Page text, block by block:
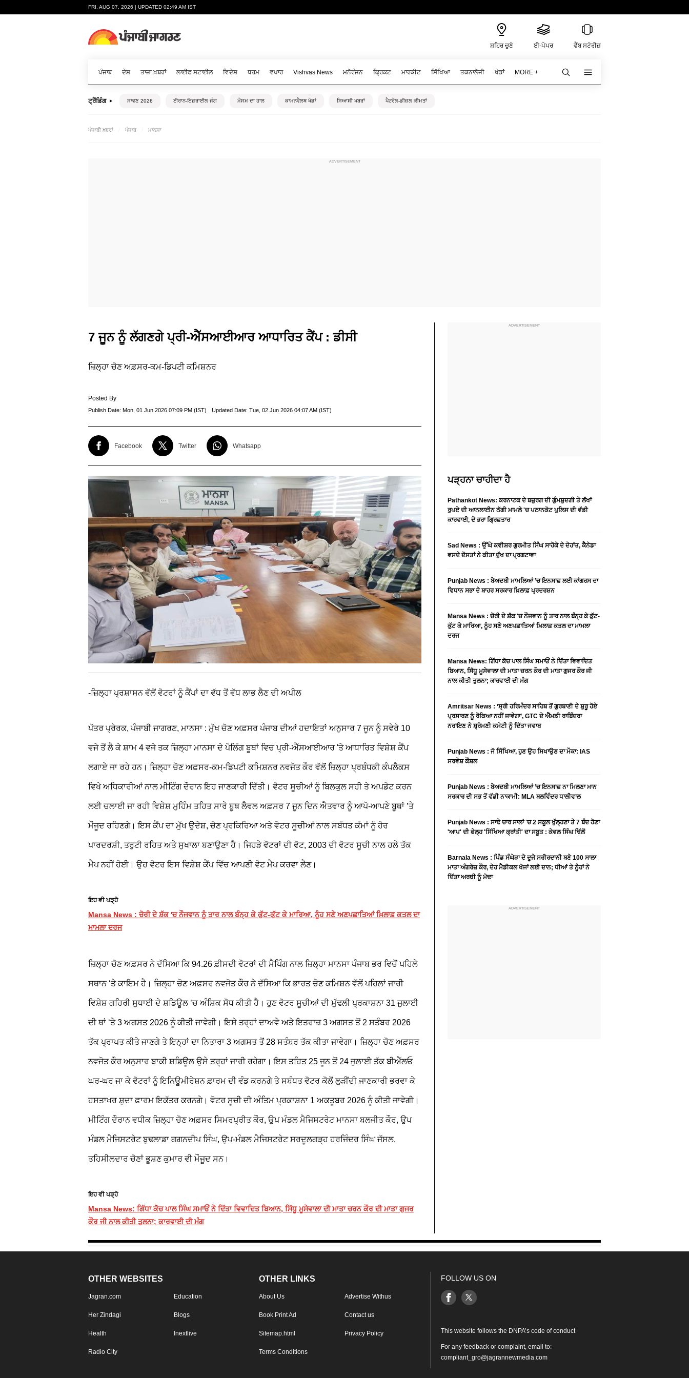
FRI, AUG 07, 2026 | UPDATED 02:49 AM IST
ਸ਼ਹਿਰ ਚੁਣੋ ਈ-ਪੇਪਰ ਵੈੱਬ ਸਟੋਰੀਜ਼
ਪੰਜਾਬ ਦੇਸ਼ ਤਾਜ਼ਾ ਖ਼ਬਰਾਂ ਲਾਈਫ ਸਟਾਈਲ ਵਿਦੇਸ਼ ਧਰਮ ਵਪਾਰ Vishvas News ਮਨੋਰੰਜਨ ਕ੍ਰਿਕਟ ਮਾਰਕੀਟ ਸਿੱਖਿਆ ਤਕਨਾਲੋਜੀ ਖੇਡਾਂ MORE +
ਟ੍ਰੈਂਡਿੰਗ ਸਾਵਣ 2026 ਈਰਾਨ-ਇਜ਼ਰਾਈਲ ਜੰਗ ਮੌਸਮ ਦਾ ਹਾਲ ਕਾਮਨਵੈਲਥ ਖੇਡਾਂ ਸਿਆਸੀ ਖਬਰਾਂ ਪੈਟਰੋਲ-ਡੀਜ਼ਲ ਕੀਮਤਾਂ
ਪੰਜਾਬੀ ਖ਼ਬਰਾਂ ਪੰਜਾਬ ਮਾਨਸਾ
7 ਜੂਨ ਨੂੰ ਲੱਗਣਗੇ ਪ੍ਰੀ-ਐੱਸਆਈਆਰ ਆਧਾਰਿਤ ਕੈਂਪ : ਡੀਸੀ
ਜ਼ਿਲ੍ਹਾ ਚੋਣ ਅਫ਼ਸਰ-ਕਮ-ਡਿਪਟੀ ਕਮਿਸ਼ਨਰ
Posted By
Publish Date: Mon, 01 Jun 2026 07:09 PM (IST) Updated Date: Tue, 02 Jun 2026 04:07 AM (IST)
Facebook Twitter Whatsapp
-ਜ਼ਿਲ੍ਹਾ ਪ੍ਰਸ਼ਾਸਨ ਵੱਲੋਂ ਵੋਟਰਾਂ ਨੂੰ ਕੈਂਪਾਂ ਦਾ ਵੱਧ ਤੋਂ ਵੱਧ ਲਾਭ ਲੈਣ ਦੀ ਅਪੀਲ
ਪੱਤਰ ਪ੍ਰੇਰਕ, ਪੰਜਾਬੀ ਜਾਗਰਣ, ਮਾਨਸਾ : ਮੁੱਖ ਚੋਣ ਅਫ਼ਸਰ ਪੰਜਾਬ ਦੀਆਂ ਹਦਾਇਤਾਂ ਅਨੁਸਾਰ 7 ਜੂਨ ਨੂੰ ਸਵੇਰੇ 10
ਵਜੇ ਤੋਂ ਲੈ ਕੇ ਸ਼ਾਮ 4 ਵਜੇ ਤਕ ਜ਼ਿਲ੍ਹਾ ਮਾਨਸਾ ਦੇ ਪੋਲਿੰਗ ਬੂਥਾਂ ਵਿਚ ਪ੍ਰੀ-ਐੱਸਆਈਆਰ 'ਤੇ ਆਧਾਰਿਤ ਵਿਸ਼ੇਸ਼ ਕੈਂਪ
ਲਗਾਏ ਜਾ ਰਹੇ ਹਨ। ਜ਼ਿਲ੍ਹਾ ਚੋਣ ਅਫ਼ਸਰ-ਕਮ-ਡਿਪਟੀ ਕਮਿਸ਼ਨਰ ਨਵਜੋਤ ਕੌਰ ਵੱਲੋਂ ਜ਼ਿਲ੍ਹਾ ਪ੍ਰਬੰਧਕੀ ਕੰਪਲੈਕਸ
ਵਿਖੇ ਅਧਿਕਾਰੀਆਂ ਨਾਲ ਮੀਟਿੰਗ ਦੌਰਾਨ ਇਹ ਜਾਣਕਾਰੀ ਦਿੱਤੀ। ਵੋਟਰ ਸੂਚੀਆਂ ਨੂੰ ਬਿਲਕੁਲ ਸਹੀ ਤੇ ਅਪਡੇਟ ਕਰਨ
ਲਈ ਚਲਾਈ ਜਾ ਰਹੀ ਵਿਸ਼ੇਸ਼ ਮੁਹਿੰਮ ਤਹਿਤ ਸਾਰੇ ਬੂਥ ਲੈਵਲ ਅਫ਼ਸਰ 7 ਜੂਨ ਦਿਨ ਐਤਵਾਰ ਨੂੰ ਆਪੋ-ਆਪਣੇ ਬੂਥਾਂ ’ਤੇ
ਮੌਜੂਦ ਰਹਿਣਗੇ। ਇਸ ਕੈਂਪ ਦਾ ਮੁੱਖ ਉਦੇਸ਼, ਚੋਣ ਪ੍ਰਕਿਰਿਆ ਅਤੇ ਵੋਟਰ ਸੂਚੀਆਂ ਨਾਲ ਸਬੰਧਤ ਕੰਮਾਂ ਨੂੰ ਹੋਰ
ਪਾਰਦਰਸ਼ੀ, ਤਰੁਟੀ ਰਹਿਤ ਅਤੇ ਸੁਖਾਲਾ ਬਣਾਉਣਾ ਹੈ। ਜਿਹੜੇ ਵੋਟਰਾਂ ਦੀ ਵੋਟ, 2003 ਦੀ ਵੋਟਰ ਸੂਚੀ ਨਾਲ ਹਲੇ ਤੱਕ
ਮੈਪ ਨਹੀਂ ਹੋਈ। ਉਹ ਵੋਟਰ ਇਸ ਵਿਸ਼ੇਸ਼ ਕੈਂਪ ਵਿੱਚ ਆਪਣੀ ਵੋਟ ਮੈਪ ਕਰਵਾ ਲੈਣ।
ਇਹ ਵੀ ਪੜ੍ਹੋ
Mansa News : ਚੋਰੀ ਦੇ ਸ਼ੱਕ 'ਚ ਨੌਜਵਾਨ ਨੂੰ ਤਾਰ ਨਾਲ ਬੰਨ੍ਹ ਕੇ ਕੁੱਟ-ਕੁੱਟ ਕੇ ਮਾਰਿਆ, ਨੂੰਹ ਸਣੇ ਅਣਪਛਾਤਿਆਂ ਖ਼ਿਲਾਫ਼ ਕਤਲ ਦਾ
ਮਾਮਲਾ ਦਰਜ
ਜ਼ਿਲ੍ਹਾ ਚੋਣ ਅਫ਼ਸਰ ਨੇ ਦੱਸਿਆ ਕਿ 94.26 ਫ਼ੀਸਦੀ ਵੋਟਰਾਂ ਦੀ ਮੈਪਿੰਗ ਨਾਲ ਜ਼ਿਲ੍ਹਾ ਮਾਨਸਾ ਪੰਜਾਬ ਭਰ ਵਿਚੋਂ ਪਹਿਲੇ
ਸਥਾਨ ‘ਤੇ ਕਾਇਮ ਹੈ। ਜ਼ਿਲ੍ਹਾ ਚੋਣ ਅਫ਼ਸਰ ਨਵਜੋਤ ਕੌਰ ਨੇ ਦੱਸਿਆ ਕਿ ਭਾਰਤ ਚੋਣ ਕਮਿਸ਼ਨ ਵੱਲੋਂ ਪਹਿਲਾਂ ਜਾਰੀ
ਵਿਸ਼ੇਸ਼ ਗਹਿਰੀ ਸੁਧਾਈ ਦੇ ਸ਼ਡਿਊਲ ’ਚ ਅੰਸ਼ਿਕ ਸੋਧ ਕੀਤੀ ਹੈ। ਹੁਣ ਵੋਟਰ ਸੂਚੀਆਂ ਦੀ ਮੁੱਢਲੀ ਪ੍ਰਕਾਸ਼ਨਾ 31 ਜੁਲਾਈ
ਦੀ ਥਾਂ ‘ਤੇ 3 ਅਗਸਤ 2026 ਨੂੰ ਕੀਤੀ ਜਾਵੇਗੀ। ਇਸੇ ਤਰ੍ਹਾਂ ਦਾਅਵੇ ਅਤੇ ਇਤਰਾਜ਼ 3 ਅਗਸਤ ਤੋਂ 2 ਸਤੰਬਰ 2026
ਤੱਕ ਪ੍ਰਾਪਤ ਕੀਤੇ ਜਾਣਗੇ ਤੇ ਇਨ੍ਹਾਂ ਦਾ ਨਿਤਾਰਾ 3 ਅਗਸਤ ਤੋਂ 28 ਸਤੰਬਰ ਤੱਕ ਕੀਤਾ ਜਾਵੇਗਾ। ਜ਼ਿਲ੍ਹਾ ਚੋਣ ਅਫ਼ਸਰ
ਨਵਜੋਤ ਕੌਰ ਅਨੁਸਾਰ ਬਾਕੀ ਸ਼ਡਿਊਲ ਉਸੇ ਤਰ੍ਹਾਂ ਜਾਰੀ ਰਹੇਗਾ। ਇਸ ਤਹਿਤ 25 ਜੂਨ ਤੋਂ 24 ਜੁਲਾਈ ਤੱਕ ਬੀਐੱਲਓ
ਘਰ-ਘਰ ਜਾ ਕੇ ਵੋਟਰਾਂ ਨੂੰ ਇਨਿਊਮੀਰੇਸ਼ਨ ਫ਼ਾਰਮ ਦੀ ਵੰਡ ਕਰਨਗੇ ਤੇ ਸਬੰਧਤ ਵੋਟਰ ਕੋਲੋਂ ਲੁੜੀਂਦੀ ਜਾਣਕਾਰੀ ਭਰਵਾ ਕੇ
ਹਸਤਾਖਰ ਸ਼ੁਦਾ ਫ਼ਾਰਮ ਇਕੱਤਰ ਕਰਨਗੇ। ਵੋਟਰ ਸੂਚੀ ਦੀ ਅੰਤਿਮ ਪ੍ਰਕਾਸ਼ਨਾ 1 ਅਕਤੂਬਰ 2026 ਨੂੰ ਕੀਤੀ ਜਾਵੇਗੀ।
ਮੀਟਿੰਗ ਦੌਰਾਨ ਵਧੀਕ ਜ਼ਿਲ੍ਹਾ ਚੋਣ ਅਫ਼ਸਰ ਸਿਮਰਪ੍ਰੀਤ ਕੌਰ, ਉਪ ਮੰਡਲ ਮੈਜਿਸਟਰੇਟ ਮਾਨਸਾ ਬਲਜੀਤ ਕੌਰ, ਉਪ
ਮੰਡਲ ਮੈਜਿਸਟਰੇਟ ਬੁਢਲਾਡਾ ਗਗਨਦੀਪ ਸਿੰਘ, ਉਪ-ਮੰਡਲ ਮੈਜਿਸਟਰੇਟ ਸਰਦੂਲਗੜ੍ਹ ਹਰਜਿੰਦਰ ਸਿੰਘ ਜੱਸਲ,
ਤਹਿਸੀਲਦਾਰ ਚੋਣਾਂ ਭੂਸ਼ਣ ਕੁਮਾਰ ਵੀ ਮੌਜੂਦ ਸਨ।
ਇਹ ਵੀ ਪੜ੍ਹੋ
Mansa News: ਗਿੱਧਾ ਕੋਚ ਪਾਲ ਸਿੰਘ ਸਮਾਓਂ ਨੇ ਦਿੱਤਾ ਵਿਵਾਦਿਤ ਬਿਆਨ, ਸਿੱਧੂ ਮੂਸੇਵਾਲਾ ਦੀ ਮਾਤਾ ਚਰਨ ਕੌਰ ਦੀ ਮਾਤਾ ਗੁਜਰ
ਕੌਰ ਜੀ ਨਾਲ ਕੀਤੀ ਤੁਲਨਾ; ਕਾਰਵਾਈ ਦੀ ਮੰਗ
ਪੜ੍ਹਨਾ ਚਾਹੀਦਾ ਹੈ
Pathankot News: ਕਰਨਾਟਕ ਦੇ ਬਜ਼ੁਰਗ ਦੀ ਗੁੰਮਸ਼ੁਦਗੀ ਤੇ ਲੱਖਾਂ
ਰੁਪਏ ਦੀ ਆਨਲਾਈਨ ਠੱਗੀ ਮਾਮਲੇ 'ਚ ਪਠਾਨਕੋਟ ਪੁਲਿਸ ਦੀ ਵੱਡੀ
ਕਾਰਵਾਈ, ਦੋ ਭਰਾ ਗ੍ਰਿਫ਼ਤਾਰ
Sad News : ਉੱਘੇ ਕਵੀਸ਼ਰ ਗੁਰਮੀਤ ਸਿੰਘ ਸਾਹੋਕੇ ਦੇ ਦੇਹਾਂਤ, ਕੈਨੇਡਾ
ਵਸਦੇ ਦੋਸਤਾਂ ਨੇ ਕੀਤਾ ਦੁੱਖ ਦਾ ਪ੍ਰਗਟਾਵਾ
Punjab News : ਬੇਅਦਬੀ ਮਾਮਲਿਆਂ ’ਚ ਇਨਸਾਫ਼ ਲਈ ਕਾਂਗਰਸ ਦਾ
ਵਿਧਾਨ ਸਭਾ ਦੇ ਬਾਹਰ ਸਰਕਾਰ ਖ਼ਿਲਾਫ਼ ਪ੍ਰਦਰਸ਼ਨ
Mansa News : ਚੋਰੀ ਦੇ ਸ਼ੱਕ 'ਚ ਨੌਜਵਾਨ ਨੂੰ ਤਾਰ ਨਾਲ ਬੰਨ੍ਹ ਕੇ ਕੁੱਟ-
ਕੁੱਟ ਕੇ ਮਾਰਿਆ, ਨੂੰਹ ਸਣੇ ਅਣਪਛਾਤਿਆਂ ਖ਼ਿਲਾਫ਼ ਕਤਲ ਦਾ ਮਾਮਲਾ
ਦਰਜ
Mansa News: ਗਿੱਧਾ ਕੋਚ ਪਾਲ ਸਿੰਘ ਸਮਾਓਂ ਨੇ ਦਿੱਤਾ ਵਿਵਾਦਿਤ
ਬਿਆਨ, ਸਿੱਧੂ ਮੂਸੇਵਾਲਾ ਦੀ ਮਾਤਾ ਚਰਨ ਕੌਰ ਦੀ ਮਾਤਾ ਗੁਜਰ ਕੌਰ ਜੀ
ਨਾਲ ਕੀਤੀ ਤੁਲਨਾ; ਕਾਰਵਾਈ ਦੀ ਮੰਗ
Amritsar News : ‘ਸ੍ਰੀ ਹਰਿਮੰਦਰ ਸਾਹਿਬ ਤੋਂ ਗੁਰਬਾਣੀ ਦੇ ਸ਼ੁਰੂ ਹੋਏ
ਪ੍ਰਸਾਰਣ ਨੂੰ ਰੋਕਿਆ ਨਹੀਂ ਜਾਵੇਗਾ’, GTC ਦੇ ਐੱਮਡੀ ਰਾਬਿੰਦਰਾ
ਨਰਾਇਣ ਨੇ ਸ਼੍ਰੋਮਣੀ ਕਮੇਟੀ ਨੂੰ ਦਿੱਤਾ ਜਵਾਬ
Punjab News : ਜੋ ਸਿੱਖਿਆ, ਹੁਣ ਉਹ ਸਿਖਾਉਣ ਦਾ ਮੌਕਾ: IAS
ਸਰਵੇਸ਼ ਕੌਸ਼ਲ
Punjab News : ਬੇਅਦਬੀ ਮਾਮਲਿਆਂ ’ਚ ਇਨਸਾਫ਼ ਨਾ ਮਿਲਣਾ ਮਾਨ
ਸਰਕਾਰ ਦੀ ਸਭ ਤੋਂ ਵੱਡੀ ਨਾਕਾਮੀ: MLA ਬਲਵਿੰਦਰ ਧਾਲੀਵਾਲ
Punjab News : ਸਾਢੇ ਚਾਰ ਸਾਲਾਂ 'ਚ 2 ਸਕੂਲ ਖੁੱਲ੍ਹਣਾ ਤੇ 7 ਬੰਦ ਹੋਣਾ
'ਆਪ' ਦੀ ਫੇਲ੍ਹ 'ਸਿੱਖਿਆ ਕ੍ਰਾਂਤੀ' ਦਾ ਸਬੂਤ : ਕੇਵਲ ਸਿੰਘ ਢਿੱਲੋਂ
Barnala News : ਪਿੰਡ ਸੰਘੇੜਾ ਦੇ ਦੂਜੇ ਸਰੀਰਦਾਨੀ ਬਣੇ 100 ਸਾਲਾ
ਮਾਤਾ ਅੰਗਰੇਜ਼ ਕੌਰ, ਦੇਹ ਮੈਡੀਕਲ ਖੋਜਾਂ ਲਈ ਦਾਨ; ਧੀਆਂ ਤੇ ਨੂੰਹਾਂ ਨੇ
ਦਿੱਤਾ ਅਰਥੀ ਨੂੰ ਮੋਢਾ
OTHER WEBSITES
Jagran.com Education
Her Zindagi Blogs
Health Inextlive
Radio City
OTHER LINKS
About Us Advertise Withus
Book Print Ad Contact us
Sitemap.html Privacy Policy
Terms Conditions
FOLLOW US ON
This website follows the DNPA’s code of conduct
For any feedback or complaint, email to:
compliant_gro@jagrannewmedia.com